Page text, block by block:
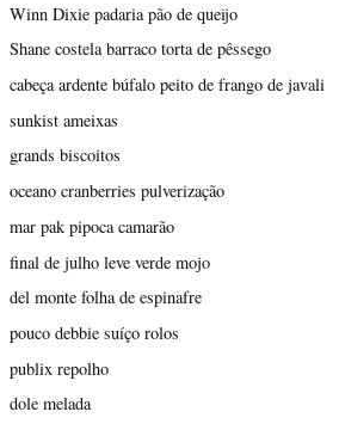
Winn Dixie padaria pão de queijo
Shane costela barraco torta de pêssego
cabeça ardente búfalo peito de frango de javali
sunkist ameixas
grands biscoitos
oceano cranberries pulverização
mar pak pipoca camarão
final de julho leve verde mojo
del monte folha de espinafre
pouco debbie suíço rolos
publix repolho
dole melada